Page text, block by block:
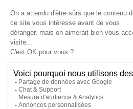
FAQ
Blog
Aide au choix rayonnage
Service de montage
Besoin d'aide ?